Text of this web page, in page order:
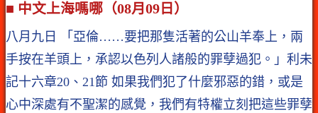
■ 中文上海嗎哪（08月09日）
八月九日 「亞倫……要把那隻活著的公山羊奉上，兩
手按在羊頭上，承認以色列人諸般的罪孽過犯。」利未
記十六章20、21節 如果我們犯了什麼邪惡的錯，或是
心中深處有不聖潔的感覺，我們有特權立刻把這些罪孽